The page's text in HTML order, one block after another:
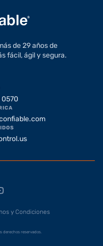
de 29 años de
fácil, ágil y segura.
0570
derechos reservados.
y Condiciones